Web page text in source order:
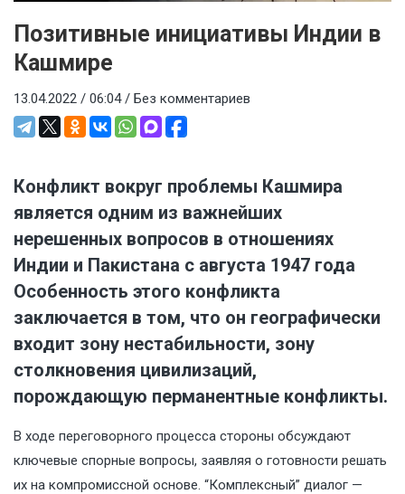
Позитивные инициативы Индии в
Кашмире
13.04.2022 / 06:04 / Без комментариев
Конфликт вокруг проблемы Кашмира
является одним из важнейших
нерешенных вопросов в отношениях
Индии и Пакистана с августа 1947 года
Особенность этого конфликта
заключается в том, что он географически
входит зону нестабильности, зону
столкновения цивилизаций,
порождающую перманентные конфликты.
В ходе переговорного процесса стороны обсуждают
ключевые спорные вопросы, заявляя о готовности решать
их на компромиссной основе. “Комплексный” диалог —